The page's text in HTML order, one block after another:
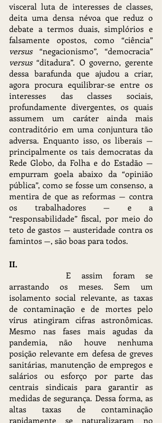
visceral luta de interesses de classes,
deita uma densa névoa que reduz o
debate a termos duais, simplórios e
falsamente opostos, como “ciência”
versus
versus “ditadura”. O governo, gerente
dessa barafunda que ajudou a criar,
agora procura equilibrar-se entre os
interesses das classes sociais,
profundamente divergentes, os quais
assumem um caráter ainda mais
contraditório em uma conjuntura tão
adversa. Enquanto isso, os liberais —
principalmente os tais democratas da
Rede Globo, da Folha e do Estadão —
empurram goela abaixo da “opinião
pública”, como se fosse um consenso, a
mentira de que as reformas — contra
os trabalhadores — e a
“responsabilidade” fiscal, por meio do
teto de gastos — austeridade contra os
famintos —, são boas para todos.
II.
arrastando os meses. Sem um
isolamento social relevante, as taxas
de contaminação e de mortes pelo
vírus atingiram cifras astronômicas.
Mesmo nas fases mais agudas da
pandemia, não houve nenhuma
posição relevante em defesa de greves
sanitárias, manutenção de empregos e
salários ou esforço por parte das
centrais sindicais para garantir as
medidas de segurança. Dessa forma, as
altas taxas de contaminação
rapidamente se naturalizaram no